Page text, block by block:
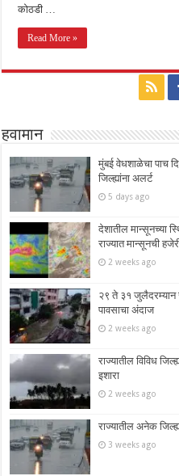
कोठडी …
Read More »
हवामान
मुंबई वेधशाळेचा पाच
जिल्ह्यांना अलर्ट
5 days ago
देशातील मान्सूनच्या
राज्यात मान्सूनची
2 weeks ago
२९ ते ३१ जुलैदरम्यान
पावसाचा अंदाज
2 weeks ago
राज्यातील विविध
इशारा
2 weeks ago
राज्यातील अनेक
3 weeks ago